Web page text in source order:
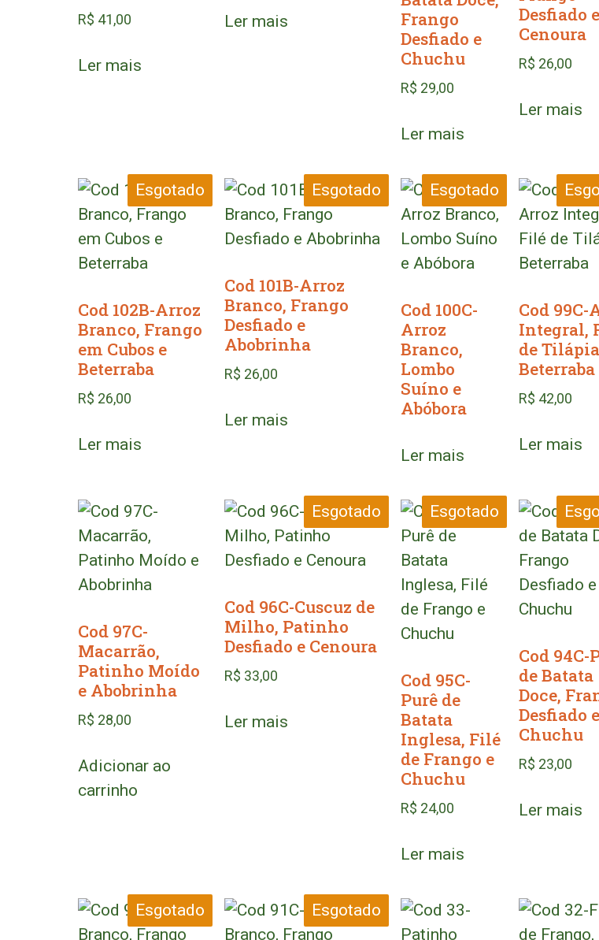
R$ 41,00
Ler mais
Ler mais
Frango
Desfiado e
Chuchu
R$ 29,00
Ler mais
Desfiado e
Cenoura
R$ 26,00
Ler mais
Esgotado
Cod 102B-Arroz
Branco, Frango
em Cubos e
Beterraba
R$ 26,00
Ler mais
Esgotado
Cod 101B-Arroz
Branco, Frango
Desfiado e
Abobrinha
R$ 26,00
Ler mais
Esgotado
Cod 100C-
Arroz
Branco,
Lombo
Suíno e
Abóbora
Ler mais
Cod 99C-
Integral,
de
Beterraba
R$ 42,00
Ler mais
Cod 97C-
Macarrão,
Patinho Moído
e Abobrinha
R$ 28,00
Adicionar ao
carrinho
Esgotado
Cod 96C-Cuscuz de
Milho, Patinho
Desfiado e Cenoura
R$ 33,00
Ler mais
Esgotado
Cod 95C-
Purê de
Batata
Inglesa, Filé
de Frango e
Chuchu
R$ 24,00
Ler mais
Cod 94C-
de Batata
Doce,
Desfiado e
Chuchu
R$ 23,00
Ler mais
Esgotado Esgotado